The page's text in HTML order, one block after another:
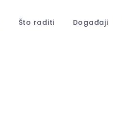
Što raditi Događaji